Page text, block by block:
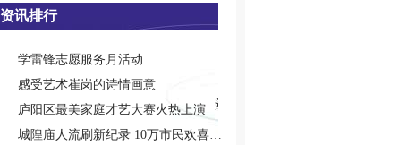
资讯排行
学雷锋志愿服务月活动
感受艺术崔岗的诗情画意
庐阳区最美家庭才艺大赛火热上演
城隍庙人流刷新纪录 10万市民欢喜闹元宵